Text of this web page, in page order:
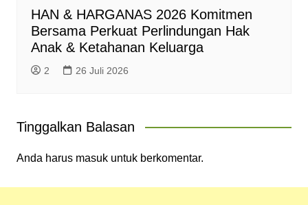
HAN & HARGANAS 2026 Komitmen
Bersama Perkuat Perlindungan Hak
Anak & Ketahanan Keluarga
2 26 Juli 2026
Tinggalkan Balasan
Anda harus masukuntuk berkomentar.